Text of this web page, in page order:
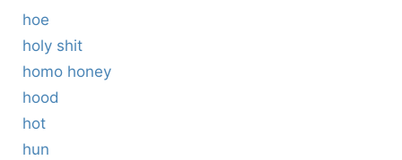
hoe
holy shit
homo honey
hood
hot
hun